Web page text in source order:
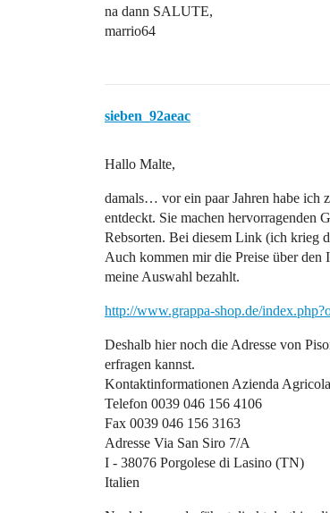
na dann SALUTE,
marrio64
sieben_92aeac
Hallo Malte,
damals… vor ein paar Jahren habe ich
entdeckt. Sie machen hervorragenden
Rebsorten. Bei diesem Link (ich krieg
Auch kommen mir die Preise über
meine Auswahl bezahlt.
http://www.grappa-shop.de/
Deshalb hier noch die Adresse von
erfragen kannst.
Kontaktinformationen Azienda
Telefon 0039 046 156 4106
Fax 0039 046 156 3163
Adresse Via San Siro 7/A
I - 38076 Porgolese di Lasino (TN)
Italien